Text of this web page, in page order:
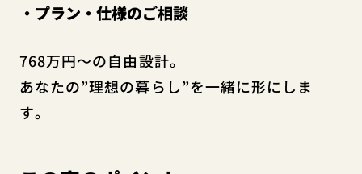
・プラン・仕様のご相談
768万円～の自由設計。
あなたの”理想の暮らし”を一緒に形にしま
す。